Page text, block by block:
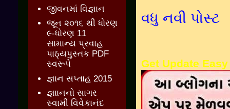
વધુ નવી પોસ્ટ
Get Update Easy
જીવનમાં વિજ્ઞાન
જૂન ૨૦૧૬ થી ધોરણ
૯-ધોરણ 11
સામાન્ય પ્રવાહ
પાઠ્યપુસ્તક PDF
સ્વરૂપે
જ્ઞાન સપ્તાહ 2015
જ્ઞાાનનો સાગર
સ્વામી વિવેકાનંદ